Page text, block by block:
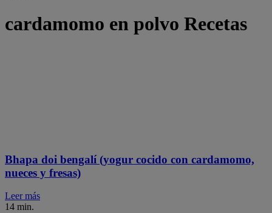
cardamomo en polvo Recetas
Bhapa doi bengalí (yogur cocido con cardamomo,
nueces y fresas)
Leer más
14 min.